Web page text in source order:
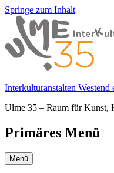
Springe zum Inhalt
Interkulturanstalten Westend
Ulme 35 – Raum für Kunst,
Primäres Menü
Menü